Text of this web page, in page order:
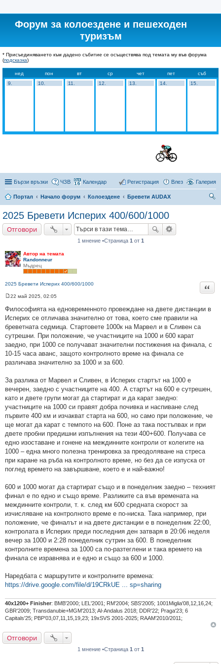
Форум за колоездене и пешеходен
туризъм
* Присъединяването към дадено събитие се осъществява под темата му във форума
(подсказка)
нед пон вт ср чет пет
съб
9.
10. 11. 12. 13. 14. 15.
Бързи връзки Галерия
ЧЗВ Календар Влез
Регистрация
Портал Начало форум Колоездене
Бревети AUDAX
2025 Бревети Исперих 400/600/1000
Отговори
1 мнение •Страница 1 от 1
Автор на темата
Randonneur
Мъдрец
2025 Бревети Исперих 400/600/1000
е
н
е
22 май 2025, 02:05
Философията на едновременното провеждане на двете дистанции в
Исперих се отличава значително от това, което сме правили на
бреветната седмица. Стартовете 1000к на Марвел и в Сливен са
сутрешни. При положение, че участниците на 1000 и 600 карат
заедно, при 1000 се получават значителни постижения на финала, с
10-15 часа аванс, защото контролното време на финала се
различава значително за 1000 и за 600.
За разлика от Марвел и Сливен, в Исперих стартът на 1000 е
вечерен, заедно с участниците на 400. А стартът на 600 е сутрешен,
като и двете групи могат да стартират и да карат заедно:
участниците на 1000 си правят добра почивка и наспиване след
първите 400 км и изчакват старта на 600, но само при положение, че
ще могат да карат с темпото на 600. Поне аз така постъпвах и при
двете пробни предишни изпълнения на тези 400+600. Получава се
едно изоставане и гонене на междинните контроли от колегите на
1000 – една много полезна тренировка за преодоляване на стреса
при каране на ръба на контролното време, но без да се изпуска от
поглед времето на завършване, което е и най-важно!
600 и 1000 могат да стартират също и в понеделник заедно – техният
финал е по едно и също време. Разликите са във времената на
междинните контроли, т. к. след км 600 средната скорост за
изчисляване на контролното време е по-ниска. Така например, при
положение, че финалът и на двете дистанции е в понеделник 22:00,
контролата в Исперих преди последния ден затваря в 20:06 неделя
вечер за 1000 и 2:28 понеделник сутрин за 600. В понеделник
контролните времена за 1000 са по-разтеглени и така времето на
финала се изравнява и е едно и също за 600 и 1000.
Наредбата с маршрутите и контролните времена:
https://drive.google.com/file/d/19CRkUE ... sp=sharing
40х1200+ Finisher: BMB'2000; LEL'2001; RM'2004; SBS'2005; 1001Miglia'08,12,16,24;
GBR'2009; Transdanubie+MGM'2013; Al-Andalus 2018; DDR'22; Praga'23; 6
Capitals'25; PBP'03,07,11,15,19,23; 19xSVS 2001-2025; RAAM'2010/2011;
Отговори
1 мнение •Страница 1 от 1